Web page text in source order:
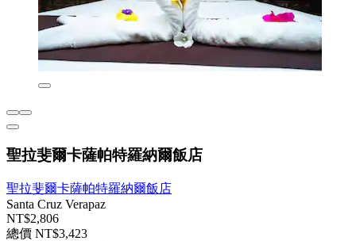
聖拉斐爾卡薩帕特羅納爾飯店
聖拉斐爾卡薩帕特羅納爾飯店
Santa Cruz Verapaz
NT$2,806
總價 NT$3,423